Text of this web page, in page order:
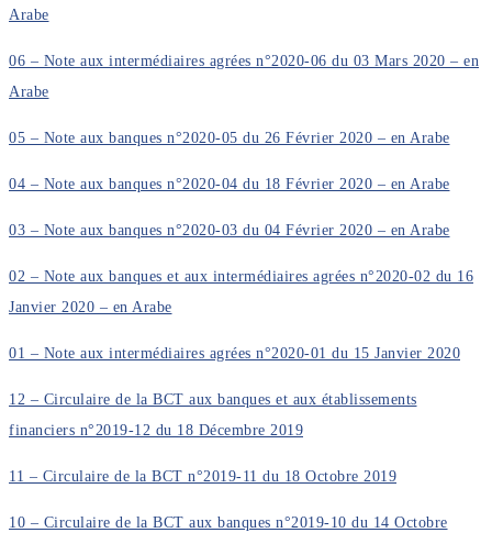
Arabe
06 – Note aux intermédiaires agrées n°2020-06 du 03 Mars 2020 – en
Arabe
05 – Note aux banques n°2020-05 du 26 Février 2020 – en Arabe
04 – Note aux banques n°2020-04 du 18 Février 2020 – en Arabe
03 – Note aux banques n°2020-03 du 04 Février 2020 – en Arabe
02 – Note aux banques et aux intermédiaires agrées n°2020-02 du 16
Janvier 2020 – en Arabe
01 – Note aux intermédiaires agrées n°2020-01 du 15 Janvier 2020
12 – Circulaire de la BCT aux banques et aux établissements
financiers n°2019-12 du 18 Décembre 2019
11 – Circulaire de la BCT n°2019-11 du 18 Octobre 2019
10 – Circulaire de la BCT aux banques n°2019-10 du 14 Octobre